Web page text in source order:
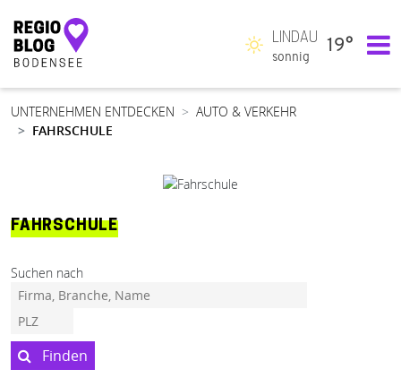
Hauptnavigation
LINDAU
sonnig
19°
UNTERNEHMEN ENTDECKEN
AUTO & VERKEHR
FAHRSCHULE
FAHRSCHULE
Suchen nach
Finden